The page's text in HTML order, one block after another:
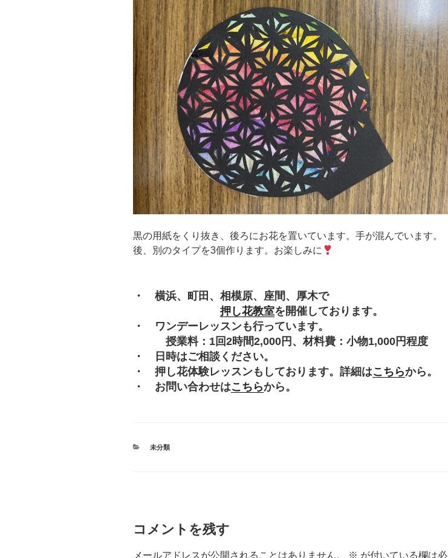
黒の用紙をくり抜き、後ろにお花を置いています。手が混んでいます。
後、別のタイプを3個作ります。お楽しみに
・ 横浜、町田、相模原、座間、厚木で
押し花教室を開催しております。
・ ワンデーレッスンも行っています。
授業料：1回2時間2,000円、材料費：小物1,000円程度
・ 日時はご相談ください。
・ 押し花体験レッスンもしております。詳細はこちらから。
・ お問い合わせはこちらから。
カ
未分類
コメントを残す
メールアドレスが公開されることはありません。 ※ が付いている欄は必